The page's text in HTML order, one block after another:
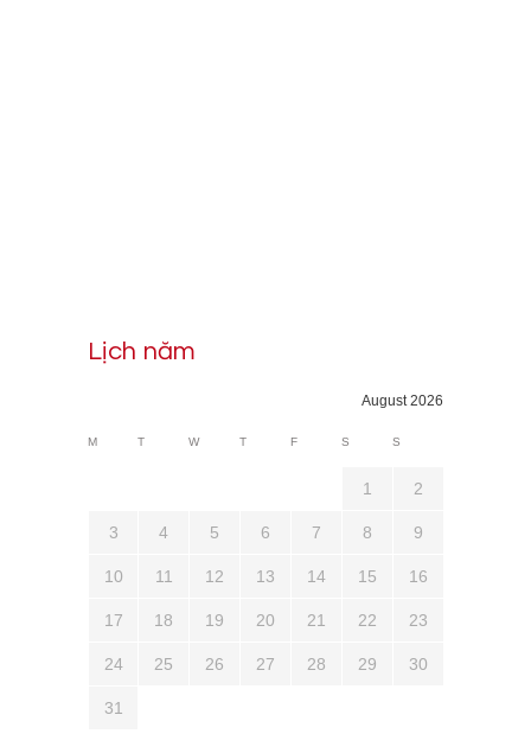
Lịch năm
August 2026
M T W T F S S
1 2
3 4 5 6 7 8 9
10 11 12 13 14 15 16
17 18 19 20 21 22 23
24 25 26 27 28 29 30
31